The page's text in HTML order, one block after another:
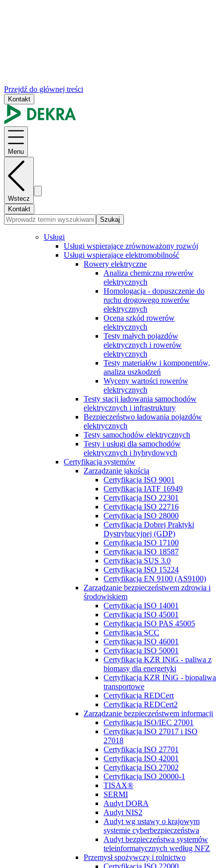
Przejdź do głównej treści
Kontakt
Menu
Wstecz
Kontakt
Szukaj
Usługi
Usługi wspierające zrównoważony rozwój
Usługi wspierające elektromobilność
Rowery elektryczne
Analiza chemiczna rowerów
elektrycznych
Homologacja - dopuszczenie do
ruchu drogowego rowerów
elektrycznych
Ocena szkód rowerów
elektrycznych
Testy małych pojazdów
elektrycznych i rowerów
elektrycznych
Testy materiałów i komponentów,
analiza uszkodzeń
Wyceny wartości rowerów
elektrycznych
Testy stacji ładowania samochodów
elektrycznych i infrastruktury
Bezpieczeństwo ładowania pojazdów
elektrycznych
Testy samochodów elektrycznych
Testy i usługi dla samochodów
elektrycznych i hybrydowych
Certyfikacja systemów
Zarządzanie jakością
Certyfikacja ISO 9001
Certyfikacja IATF 16949
Certyfikacja ISO 22301
Certyfikacja ISO 22716
Certyfikacja ISO 28000
Certyfikacja Dobrej Praktyki
Dystrybucyjnej (GDP)
Certyfikacja ISO 17100
Certyfikacja ISO 18587
Certyfikacja SUS 3.0
Certyfikacja ISO 15224
Certyfikacja EN 9100 (AS9100)
Zarządzanie bezpieczeństwem zdrowia i
środowiskiem
Certyfikacja ISO 14001
Certyfikacja ISO 45001
Certyfikacja ISO PAS 45005
Certyfikacja SCC
Certyfikacja ISO 46001
Certyfikacja ISO 50001
Certyfikacja KZR INiG - paliwa z
biomasy dla energetyki
Certyfikacja KZR INiG - biopaliwa
transportowe
Certyfikacja REDCert
Certyfikacja REDCert2
Zarządzanie bezpieczeństwem informacji
Certyfikacja ISO/IEC 27001
Certyfikacja ISO 27017 i ISO
27018
Certyfikacja ISO 27701
Certyfikacja ISO 42001
Certyfikacja ISO 27002
Certyfikacja ISO 20000-1
TISAX®
SERMI
Audyt DORA
Audyt NIS2
Audyt wg ustawy o krajowym
systemie cyberbezpieczeństwa
Audyt bezpieczeństwa systemów
teleinformatycznych według NFZ
Przemysł spożywczy i rolnictwo
Certyfikacja ISO 22000